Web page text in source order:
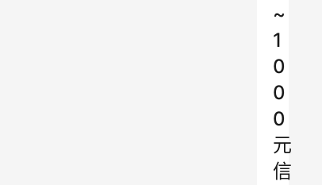
~
1
0
0
0
元
信